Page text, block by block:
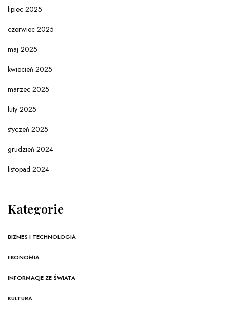
lipiec 2025
czerwiec 2025
maj 2025
kwiecień 2025
marzec 2025
luty 2025
styczeń 2025
grudzień 2024
listopad 2024
Kategorie
BIZNES I TECHNOLOGIA
EKONOMIA
INFORMACJE ZE ŚWIATA
KULTURA